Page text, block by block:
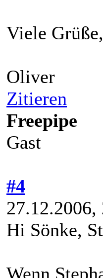
Viele Grüße,
Oliver
Zitieren
Freepipe
Gast
#4
27.12.2006,
Hi Sönke,
Wenn